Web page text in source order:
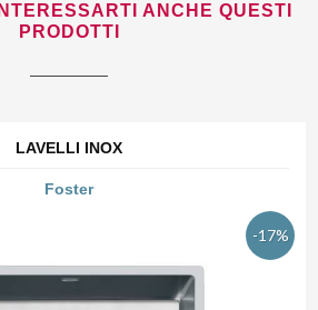
ANCHE QUESTI
PRODOTTI
LAVELLI INOX
Foster
-17%